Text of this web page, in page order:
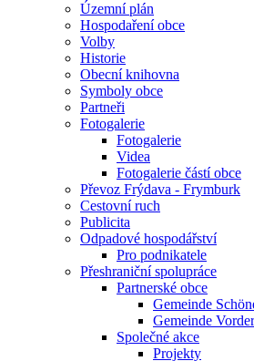
Územní plán
Hospodaření obce
Volby
Historie
Obecní knihovna
Symboly obce
Partneři
Fotogalerie
Fotogalerie
Videa
Fotogalerie částí obce
Převoz Frýdava - Frymburk
Cestovní ruch
Publicita
Odpadové hospodářství
Pro podnikatele
Přeshraniční spolupráce
Partnerské obce
Gemeinde
Gemeinde
Společné akce
Projekty